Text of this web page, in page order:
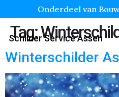
Onderdeel van
Schilder Service Assen
Tag:
Winterschilder